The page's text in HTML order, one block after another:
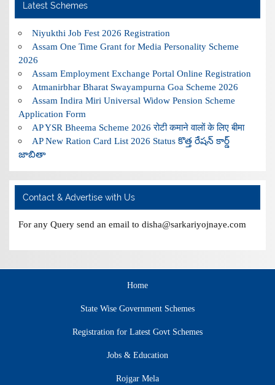
Latest Schemes
Niyukthi Job Fest 2026 Registration
Assam One Time Grant for Media Personality Scheme
2026
Assam Employment Exchange Portal Online Registration
Atmanirbhar Bharat Swayampurna Goa Scheme 2026
Assam Indira Miri Universal Widow Pension Scheme
Application Form
AP YSR Bheema Scheme 2026 रोटी कमाने वालों के लिए बीमा
AP New Ration Card List 2026 Status కొత్త రేషన్ కార్డ్
జాబితా
Contact & Advertise with Us
For any Query send an email to disha@sarkariyojnaye.com
Home
State Wise Government Schemes
Registration for Latest Govt Schemes
Jobs & Education
Rojgar Mela